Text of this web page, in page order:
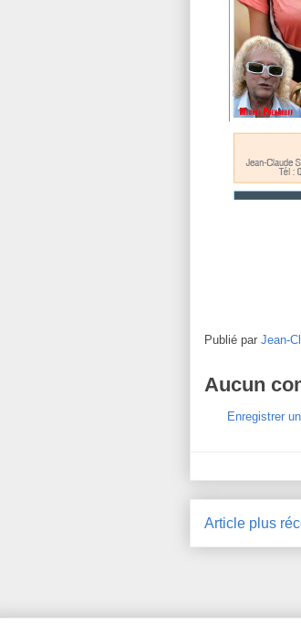
Publié par Jean-
Aucun
Enregistrer
Article plus